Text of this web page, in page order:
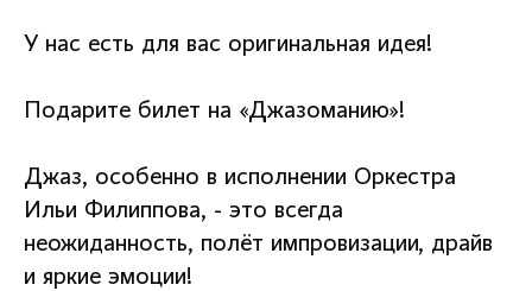
У нас есть для вас оригинальная идея!
Подарите билет на «Джазоманию»!
Джаз, особенно в исполнении Оркестра
Ильи Филиппова, - это всегда
неожиданность, полёт импровизации, драйв
и яркие эмоции!